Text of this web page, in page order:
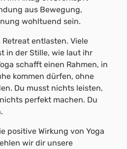
aus Bewegung,
wohltuend sein.
entlasten. Viele
in der Stille, wie laut ihr
schafft einen Rahmen, in
kommen dürfen, ohne
Du musst nichts leisten,
perfekt machen. Du
positive Wirkung von Yoga
wir dir unsere